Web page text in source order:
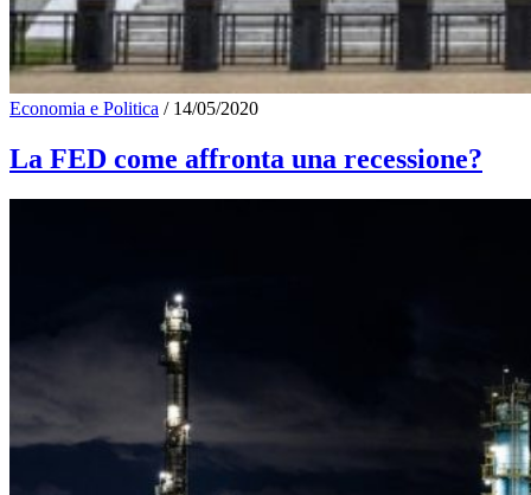
Economia e Politica / 14/05/2020
La FED come affronta una recessione?